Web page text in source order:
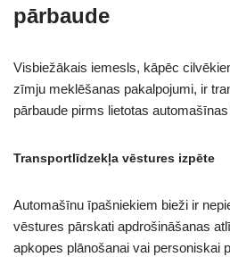
pārbaude
Visbiežākais iemesls, kāpēc
zīmju meklēšanas pakalpojumi, ir
pārbaude pirms lietotas
Transportlīdzekļa vēstures izpēte
Automašīnu īpašniekiem bieži ir
vēstures pārskati apdrošināšanas
apkopes plānošanai vai personiskai